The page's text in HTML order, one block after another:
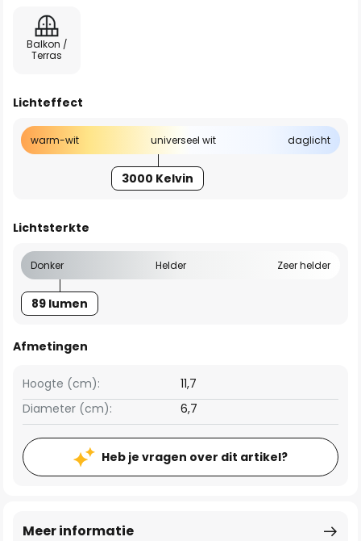
Balkon /
Terras
Lichteffect
warm-wit universeel wit daglicht
3000 Kelvin
Lichtsterkte
Donker Helder Zeer helder
89 lumen
Afmetingen
Hoogte (cm):
11,7
Diameter (cm):
6,7
Heb je vragen over dit artikel?
Meer informatie